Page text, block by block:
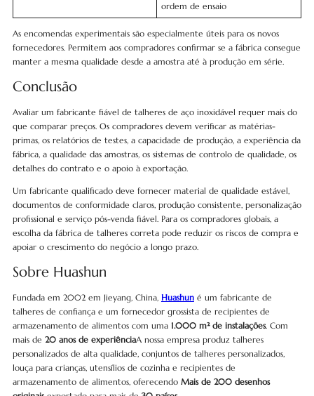
ordem de ensaio
As encomendas experimentais são especialmente úteis para os novos
fornecedores. Permitem aos compradores confirmar se a fábrica consegue
manter a mesma qualidade desde a amostra até à produção em série.
Conclusão
Avaliar um fabricante fiável de talheres de aço inoxidável requer mais do
que comparar preços. Os compradores devem verificar as matérias-
primas, os relatórios de testes, a capacidade de produção, a experiência da
fábrica, a qualidade das amostras, os sistemas de controlo de qualidade, os
detalhes do contrato e o apoio à exportação.
Um fabricante qualificado deve fornecer material de qualidade estável,
documentos de conformidade claros, produção consistente, personalização
profissional e serviço pós-venda fiável. Para os compradores globais, a
escolha da fábrica de talheres correta pode reduzir os riscos de compra e
apoiar o crescimento do negócio a longo prazo.
Sobre Huashun
Fundada em 2002 em Jieyang, China, Huashuné um fabricante de
talheres de confiança e um fornecedor grossista de recipientes de
armazenamento de alimentos com uma 1.000 m² de instalações. Com
mais de 20 anos de experiênciaA nossa empresa produz talheres
personalizados de alta qualidade, conjuntos de talheres personalizados,
louça para crianças, utensílios de cozinha e recipientes de
armazenamento de alimentos, oferecendo Mais de 200 desenhos